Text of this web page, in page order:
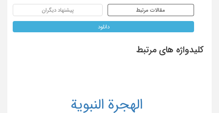
مقالات مرتبط پیشنهاد دیگران
دانلود
کلیدواژه های مرتبط
الهجرة النبویة